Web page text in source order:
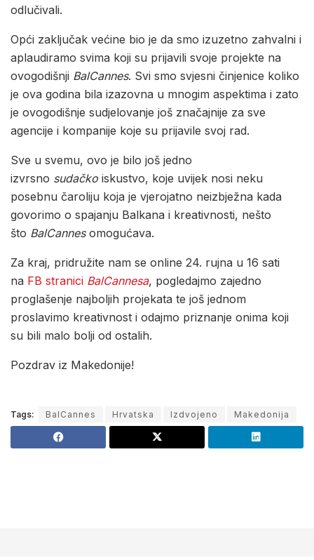
odlučivali.
Opći zaključak većine bio je da smo izuzetno zahvalni i
aplaudiramo svima koji su prijavili svoje projekte na
ovogodišnji BalCannes. Svi smo svjesni činjenice koliko
je ova godina bila izazovna u mnogim aspektima i zato
je ovogodišnje sudjelovanje još značajnije za sve
agencije i kompanije koje su prijavile svoj rad.
Sve u svemu, ovo je bilo još jedno
izvrsno sudačko iskustvo, koje uvijek nosi neku
posebnu čaroliju koja je vjerojatno neizbježna kada
govorimo o spajanju Balkana i kreativnosti, nešto
što BalCannesomogućava.
Za kraj, pridružite nam se online 24. rujna u 16 sati
na FB stranici BalCannesa, pogledajmo zajedno
proglašenje najboljih projekata te još jednom
proslavimo kreativnost i odajmo priznanje onima koji
su bili malo bolji od ostalih.
Pozdrav iz Makedonije!
Tags: BalCannes Hrvatska Izdvojeno Makedonija